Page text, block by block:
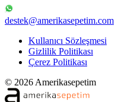
destek@amerikasepetim.com
Kullanıcı Sözleşmesi
Gizlilik Politikası
Çerez Politikası
© 2026 Amerikasepetim